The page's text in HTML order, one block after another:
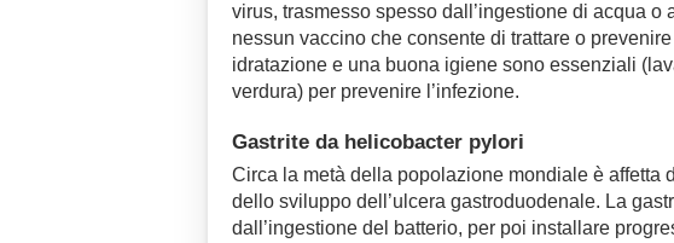
virus, trasmesso spesso dall’ingestione di acqua o
nessun vaccino che consente di trattare o
idratazione e una buona igiene sono essenziali
verdura) per prevenire l’infezione.
Gastrite da helicobacter pylori
Circa la metà della popolazione mondiale è affetta
dello sviluppo dell’ulcera gastroduodenale. La
dall’ingestione del batterio, per poi installare